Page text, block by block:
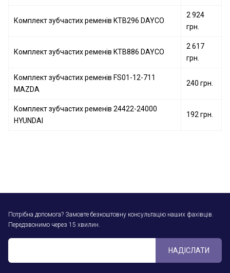
Комплект зубчастих ременів KTB296 DAYCO
2 924
грн.
Комплект зубчастих ременів KTB886 DAYCO
2 617
грн.
Комплект зубчастих ременів FS01-12-711
MAZDA
240 грн.
Комплект зубчастих ременів 24422-24000
HYUNDAI
192 грн.
Потрібна допомога? Замовте безкоштовну консультацію наших фахівців.
Передзвонимо через 15 хвилин.
НАДІСЛАТИ